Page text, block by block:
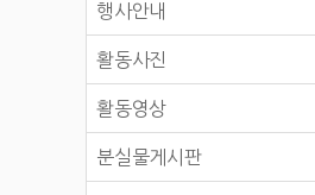
행사안내
활동사진
활동영상
분실물게시판